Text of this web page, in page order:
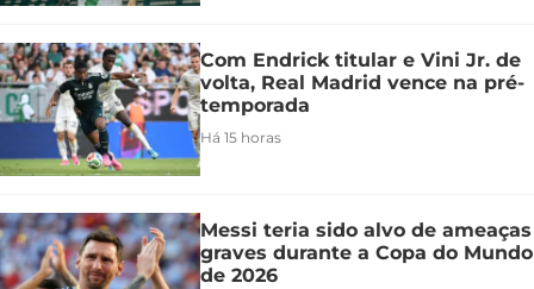
Com Endrick titular e Vini Jr. de
volta, Real Madrid vence na pré-
temporada
Há 15 horas
Messi teria sido alvo de ameaças
graves durante a Copa do Mundo
de 2026